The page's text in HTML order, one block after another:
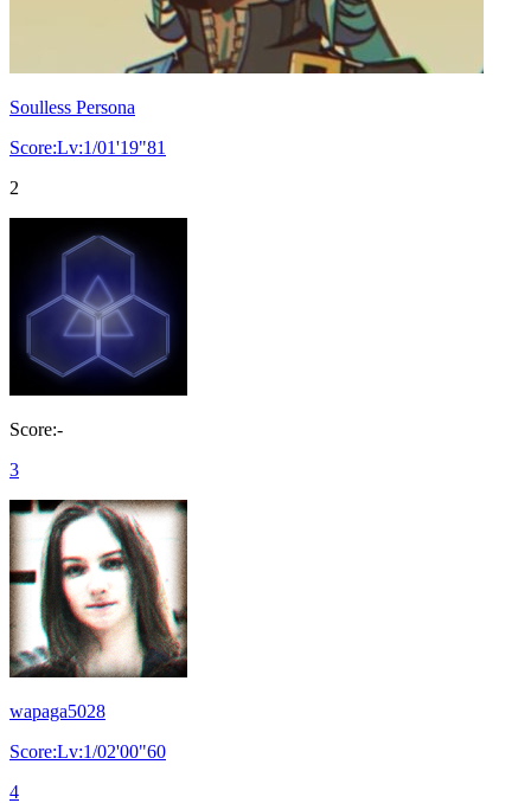
Soulless Persona
Score:Lv:1/01'19"81
2
Score:-
3
wapaga5028
Score:Lv:1/02'00"60
4